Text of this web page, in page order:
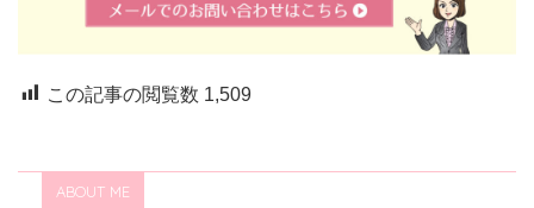
この記事の閲覧数 1,509
ABOUT ME